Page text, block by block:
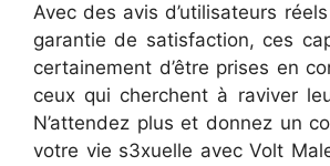
Avec des avis d’utilisateurs
garantie de satisfaction, ces
certainement d’être prises en
ceux qui cherchent à raviver
N’attendez plus et donnez un
votre vie s3xuelle avec Volt